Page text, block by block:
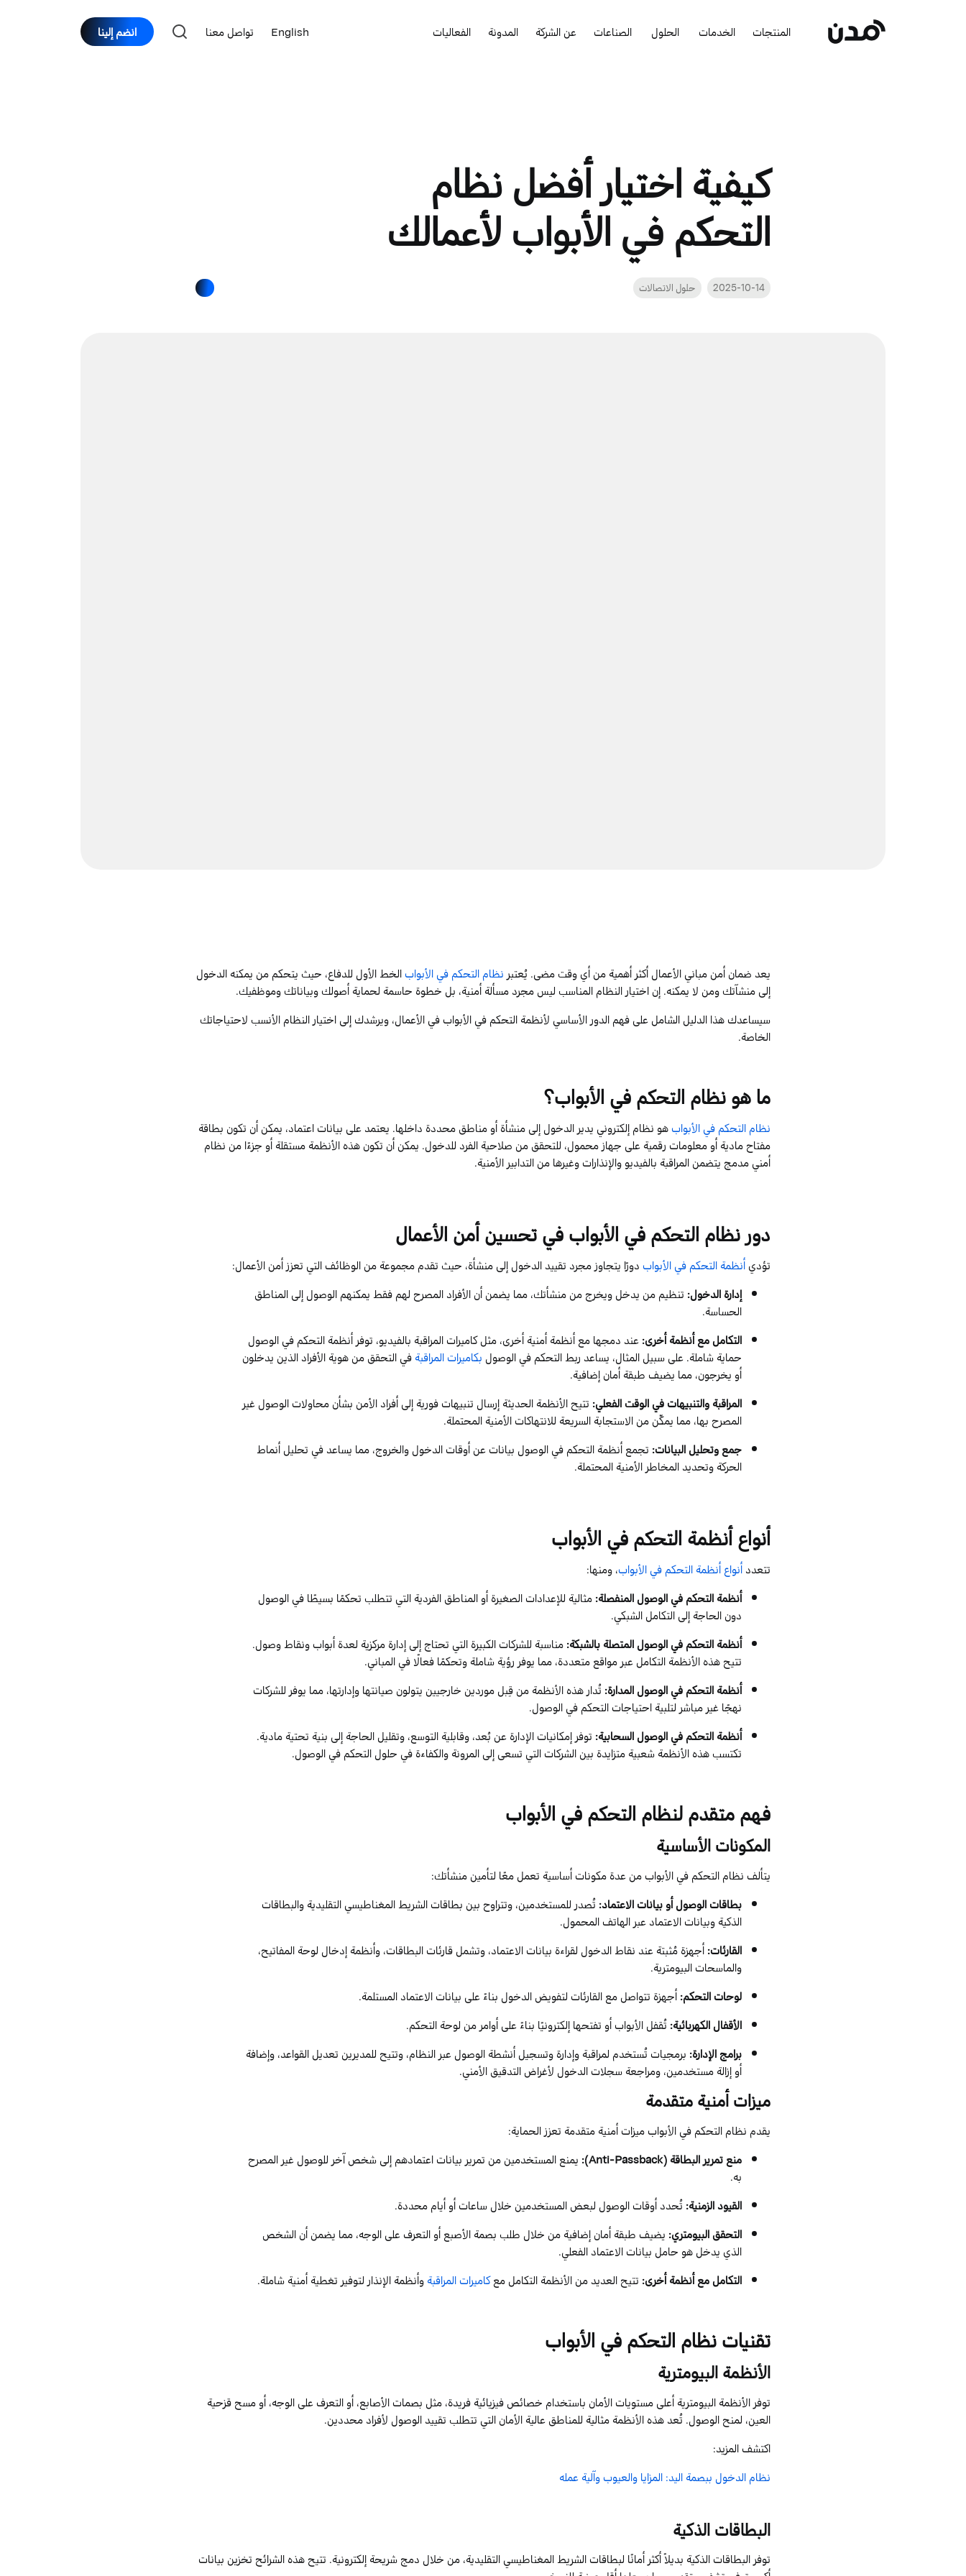
المنتجات الخدمات الحلول الصناعات عن الشركة المدونة الفعاليات English تواصل معنا انضم إلينا
كيفية اختيار أفضل نظام
التحكم في الأبواب لأعمالك
2025-10-14 حلول الاتصالات
يعد ضمان أمن مباني الأعمال أكثر أهمية من أي وقت مضى. يُعتبرنظام التحكم في الأبوابالخط الأول للدفاع، حيث يتحكم من يمكنه الدخول
إلىمنشآتكومن لا يمكنه. إن اختيار النظام المناسب ليس مجرد مسألة أمنية، بل خطوة حاسمة لحماية أصولك وبياناتك وموظفيك.
سيساعدك هذا الدليل الشامل على فهم الدور الأساسي لأنظمة التحكم في الأبواب في الأعمال، ويرشدك إلى اختيار النظام الأنسب لاحتياجاتك
الخاصة.
ماهونظام التحكم في الأبواب؟
نظام التحكم في الأبوابهو نظام إلكتروني يدير الدخول إلى منشأة أو مناطق محددة داخلها. يعتمد على بيانات اعتماد، يمكن أن تكون بطاقة
مفتاح مادية أو معلومات رقمية على جهاز محمول، للتحقق من صلاحية الفرد للدخول. يمكن أن تكون هذه الأنظمة مستقلة أو جزءًا من نظام
أمني مدمج يتضمن المراقبة بالفيديو والإنذارات وغيرها من التدابير الأمنية.
دورنظام التحكم في الأبوابفيتحسينأمنالأعمال
تؤديأنظمة التحكم في الأبوابدورًا يتجاوز مجرد تقييد الدخول إلى منشأة، حيث تقدم مجموعة من الوظائف التي تعزز أمن الأعمال:
إدارة الدخول:تنظيم من يدخل ويخرج من منشأتك، مما يضمن أن الأفراد المصرح لهم فقط يمكنهم الوصول إلى المناطق
الحساسة.
التكامل مع أنظمة أخرى:عند دمجها مع أنظمة أمنية أخرى، مثل كاميرات المراقبة بالفيديو، توفر أنظمة التحكم في الوصول
حماية شاملة. على سبيل المثال، يساعد ربط التحكم في الوصولبكاميرات المراقبةفي التحقق من هوية الأفراد الذين يدخلون
أو يخرجون، مما يضيف طبقة أمان إضافية.
المراقبة والتنبيهات في الوقت الفعلي:تتيح الأنظمة الحديثة إرسال تنبيهات فورية إلى أفراد الأمن بشأن محاولات الوصول غير
المصرح بها، مما يمكّن من الاستجابة السريعة للانتهاكات الأمنية المحتملة.
جمع وتحليل البيانات:تجمع أنظمة التحكم في الوصول بيانات عن أوقات الدخول والخروج، مما يساعد في تحليل أنماط
الحركة وتحديد المخاطر الأمنية المحتملة.
أنواعأنظمةالتحكم في الأبواب
تتعددأنواع أنظمة التحكم في الأبواب، ومنها:
أنظمة التحكم في الوصول المنفصلة:مثالية للإعدادات الصغيرة أو المناطق الفردية التي تتطلب تحكمًا بسيطًا في الوصول
دون الحاجة إلى التكامل الشبكي.
أنظمة التحكم في الوصول المتصلة بالشبكة:مناسبة للشركات الكبيرة التي تحتاج إلى إدارة مركزية لعدة أبواب ونقاط وصول.
تتيح هذه الأنظمة التكامل عبر مواقع متعددة، مما يوفر رؤية شاملة وتحكمًا فعالًا في المباني.
أنظمة التحكم في الوصول المدارة:تُدار هذه الأنظمة من قِبل موردين خارجيين يتولون صيانتها وإدارتها، مما يوفر للشركات
نهجًا غير مباشر لتلبية احتياجات التحكم في الوصول.
أنظمة التحكم في الوصول السحابية:توفر إمكانيات الإدارة عن بُعد، وقابلية التوسع، وتقليل الحاجة إلى بنية تحتية مادية.
تكتسب هذه الأنظمة شعبية متزايدة بين الشركات التي تسعى إلى المرونة والكفاءة في حلول التحكم في الوصول.
فهممتقدملنظام التحكم في الأبواب
المكوناتالأساسية
يتألف نظام التحكم في الأبواب من عدة مكونات أساسية تعمل معًا لتأمين منشأتك:
بطاقات الوصول أو بيانات الاعتماد:تُصدر للمستخدمين، وتتراوح بين بطاقات الشريط المغناطيسي التقليدية والبطاقات
الذكية وبيانات الاعتماد عبر الهاتف المحمول.
القارئات:أجهزة مُثبتة عند نقاط الدخول لقراءة بيانات الاعتماد، وتشمل قارئات البطاقات، وأنظمة إدخال لوحة المفاتيح،
والماسحاتالبيومترية.
لوحات التحكم:أجهزة تتواصل مع القارئات لتفويض الدخول بناءً على بيانات الاعتماد المستلمة.
الأقفال الكهربائية:تُقفل الأبواب أو تفتحها إلكترونيًا بناءً على أوامر من لوحة التحكم.
برامج الإدارة:برمجيات تُستخدم لمراقبة وإدارة وتسجيل أنشطة الوصول عبر النظام، وتتيح للمديرين تعديل القواعد، وإضافة
أو إزالة مستخدمين، ومراجعة سجلات الدخول لأغراض التدقيق الأمني.
ميزاتأمنيةمتقدمة
يقدمنظام التحكم في الأبوابميزاتأمنيةمتقدمةتعززالحماية:
منع تمرير البطاقة (Anti-Passback
)
:يمنع المستخدمين من تمرير بيانات اعتمادهم إلى شخص آخر للوصول غير المصرح
به.
القيود الزمنية:تُحدد أوقات الوصول لبعض المستخدمين خلال ساعات أو أيام محددة.
التحققالبيومتري:يضيف طبقة أمان إضافية من خلال طلب بصمة الأصبع أو التعرف على الوجه، مما يضمن أن الشخص
الذي يدخل هو حامل بيانات الاعتماد الفعلي.
التكامل مع أنظمة أخرى:تتيح العديد من الأنظمة التكامل معكاميرات المراقبةوأنظمة الإنذار لتوفير تغطية أمنية شاملة.
تقنياتنظام التحكم في الأبواب
الأنظمةالبيومترية
توفر الأنظمةالبيومتريةأعلى مستويات الأمان باستخدام خصائص فيزيائية فريدة، مثل بصمات الأصابع، أو التعرف على الوجه، أو مسح قزحية
العين، لمنح الوصول. تُعد هذه الأنظمة مثالية للمناطق عالية الأمان التي تتطلب تقييد الوصول لأفراد محددين.
اكتشف المزيد:
نظام الدخول ببصمة اليد: المزايا والعيوب وآلية عمله
البطاقات الذكية
توفر البطاقات الذكية بديلاً أكثر أمانًا لبطاقات الشريط المغناطيسي التقليدية، من خلال دمج شريحة إلكترونية. تتيح هذه الشرائح تخزين بيانات